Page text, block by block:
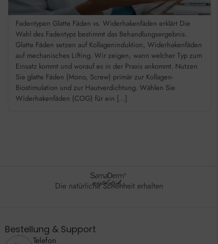
Fadentypen Glatte Fäden vs. Widerhakenfäden erklärt Die
Wahl des Fadentyps bestimmt das Behandlungsergebnis.
Glatte Fäden setzen auf Kollageninduktion, Widerhakenfäden
auf mechanisches Lifting. Wir zeigen, wann welcher Typ zum
Einsatz kommt und worauf es in der Praxis ankommt. Nutzen
Sie glatte Fäden (Mono, Screw) primär zur Kollagen-
Biostimulation und zur Hautverdichtung. Wählen Sie
Widerhakenfäden (COG) für ein […]
Die natürliche Schönheit erhalten
Bestellung & Support
Telefon